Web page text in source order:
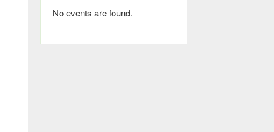
No events are found.